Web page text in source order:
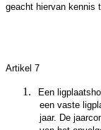
geacht hiervan kennis
Artikel 7
1.
Een
een vaste
jaar. De